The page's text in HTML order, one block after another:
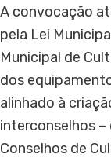
A convocação
pela Lei
Municipal de
dos
alinhado à
interconselhos
Conselhos de